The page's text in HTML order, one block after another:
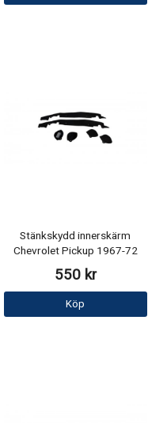
Stänkskydd innerskärm
Chevrolet Pickup 1967-72
550 kr
Köp